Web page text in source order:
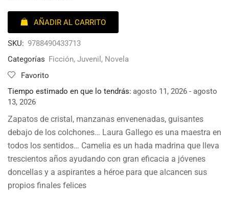
AÑADIR AL CARRITO
SKU: 9788490433713
Categorías Ficción, Juvenil , Novela
Favorito
Tiempo estimado en que lo tendrás: agosto 11, 2026 - agosto
13, 2026
Zapatos de cristal, manzanas envenenadas, guisantes
debajo de los colchones… Laura Gallego es una maestra en
todos los sentidos… Camelia es un hada madrina que lleva
trescientos años ayudando con gran eficacia a jóvenes
doncellas y a aspirantes a héroe para que alcancen sus
propios finales felices